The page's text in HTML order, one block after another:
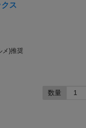
ス
メ)推奨
数量